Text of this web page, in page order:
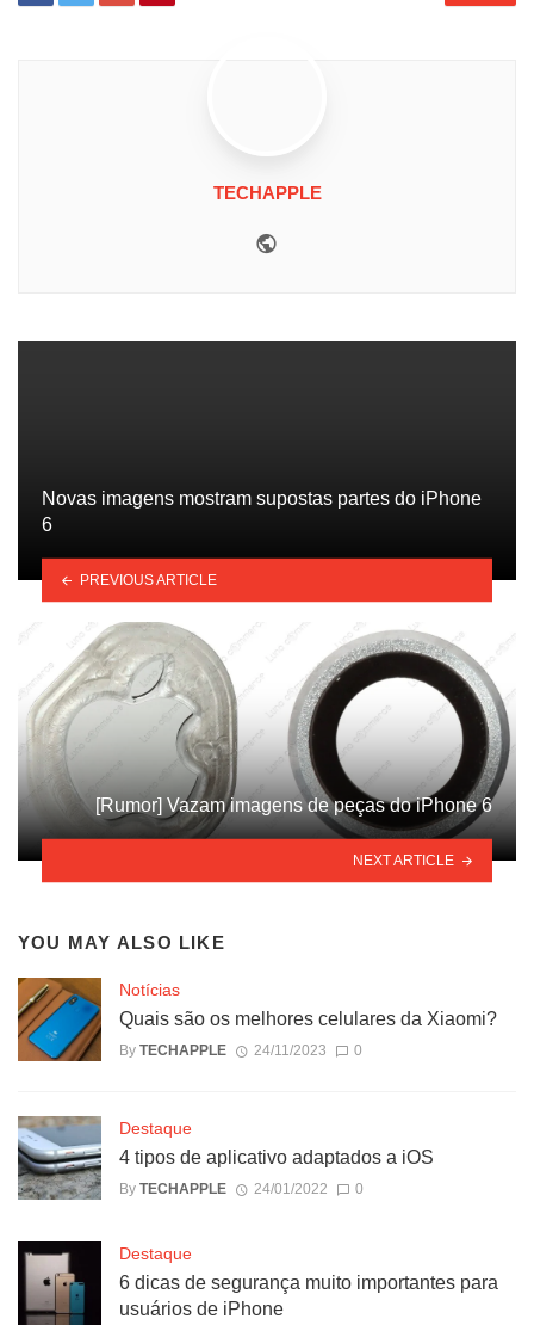
TECHAPPLE
Novas imagens mostram supostas partes do iPhone
6
PREVIOUS ARTICLE
[Rumor] Vazam imagens de peças do iPhone 6
NEXT ARTICLE
YOU MAY ALSO LIKE
Notícias
Quais são os melhores celulares da Xiaomi?
By TECHAPPLE 24/11/2023 0
Destaque
4 tipos de aplicativo adaptados a iOS
By TECHAPPLE 24/01/2022 0
Destaque
6 dicas de segurança muito importantes para
usuários de iPhone